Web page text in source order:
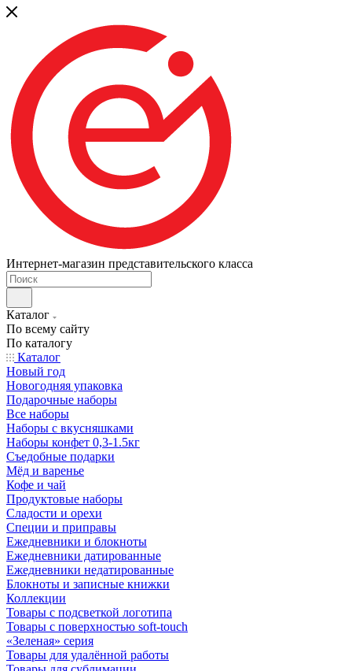
Интернет-магазин представительского класса
Каталог
По всему сайту
По каталогу
Каталог
Новый год
Новогодняя упаковка
Подарочные наборы
Все наборы
Наборы с вкусняшками
Наборы конфет 0,3-1.5кг
Съедобные подарки
Мёд и варенье
Кофе и чай
Продуктовые наборы
Сладости и орехи
Специи и приправы
Ежедневники и блокноты
Ежедневники датированные
Ежедневники недатированные
Блокноты и записные книжки
Коллекции
Товары с подсветкой логотипа
Товары с поверхностью soft-touch
«Зеленая» серия
Товары для удалённой работы